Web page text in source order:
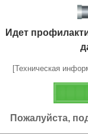
Идет
[Техническая
Пожалуйста,